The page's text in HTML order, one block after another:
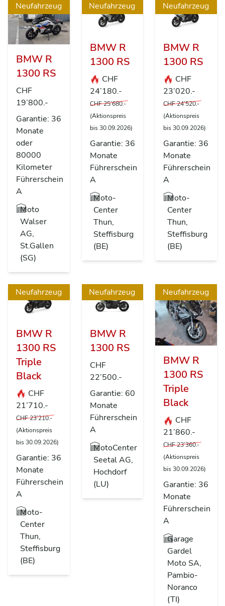
Neufahrzeug
BMW R
1300 RS
CHF
19’800.-
Garantie: 36
Monate
oder
80000
Kilometer
Führerschein
A
Moto
Walser
AG,
St.Gallen
(SG)
Neufahrzeug
BMW R
1300 RS
CHF
24’180.-
CHF 25’680.-
(Aktionspreis
bis 30.09.2026)
Garantie: 36
Monate
Führerschein
A
Moto-
Center
Thun,
Steffisburg
(BE)
Neufahrzeug
BMW R
1300 RS
CHF
23’020.-
CHF 24’520.-
(Aktionspreis
bis 30.09.2026)
Garantie: 36
Monate
Führerschein
A
Moto-
Center
Thun,
Steffisburg
(BE)
Neufahrzeug
BMW R
1300 RS
Triple
Black
CHF
21’710.-
CHF 23’210.-
(Aktionspreis
bis 30.09.2026)
Garantie: 36
Monate
Führerschein
A
Moto-
Center
Thun,
Steffisburg
(BE)
Neufahrzeug
BMW R
1300 RS
CHF
22’500.-
Garantie: 60
Monate
Führerschein
A
MotoCenter
Seetal AG,
Hochdorf
(LU)
Neufahrzeug
BMW R
1300 RS
Triple
Black
CHF
21’860.-
CHF 23’360.-
(Aktionspreis
bis 30.09.2026)
Garantie: 36
Monate
Führerschein
A
Garage
Gardel
Moto SA,
Pambio-
Noranco
(TI)